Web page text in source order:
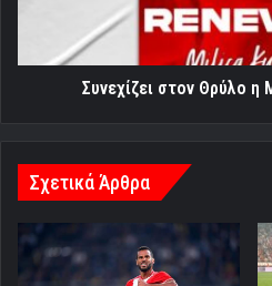
Συνεχίζει στον Θρύλο η
Σχετικά Άρθρα